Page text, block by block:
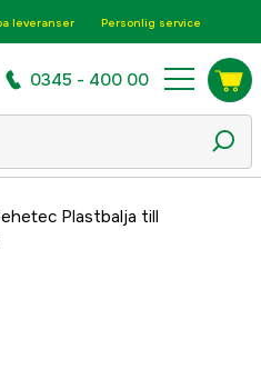
leveranser Personlig service
0345 - 400 00
Plastbalja till